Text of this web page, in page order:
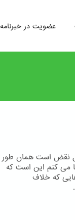
عضویت در خبرنامه
نقض است همان طور
می کنم این است که
که خلاف